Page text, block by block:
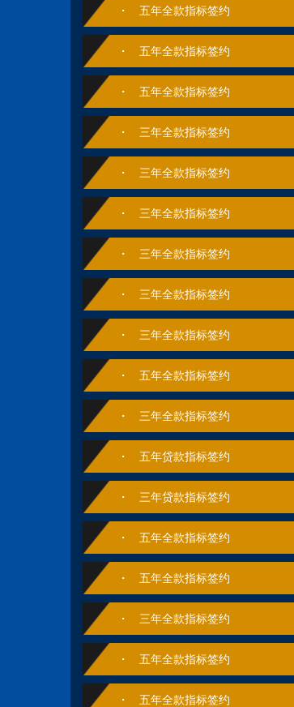
五年全款指标签约
五年全款指标签约
五年全款指标签约
三年全款指标签约
三年全款指标签约
三年全款指标签约
三年全款指标签约
三年全款指标签约
三年全款指标签约
五年全款指标签约
三年全款指标签约
五年贷款指标签约
三年贷款指标签约
五年全款指标签约
五年全款指标签约
三年全款指标签约
五年全款指标签约
五年全款指标签约